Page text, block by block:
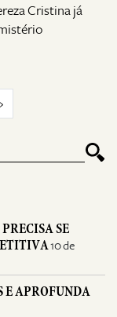
Cristina já
SE
10 de
E APROFUNDA